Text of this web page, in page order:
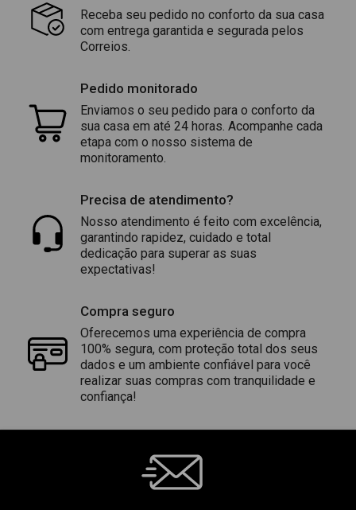
Receba seu pedido no conforto da sua casa
com entrega garantida e segurada pelos
Correios.
Pedido monitorado
Enviamos o seu pedido para o conforto da
sua casa em até 24 horas. Acompanhe cada
etapa com o nosso sistema de
monitoramento.
Precisa de atendimento?
Nosso atendimento é feito com excelência,
garantindo rapidez, cuidado e total
dedicação para superar as suas
expectativas!
Compra seguro
Oferecemos uma experiência de compra
100% segura, com proteção total dos seus
dados e um ambiente confiável para você
realizar suas compras com tranquilidade e
confiança!